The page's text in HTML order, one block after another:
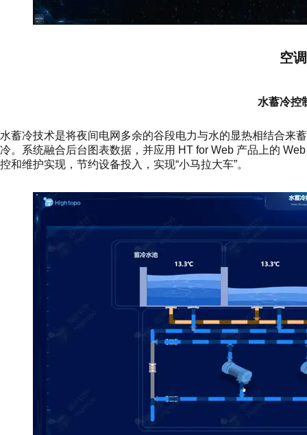
空
水蓄冷控
水蓄冷技术是将夜间电网多余的谷段电力与水的显热相结合来
冷。系统融合后台图表数据，并应用 HT for Web 产品上的
控和维护实现，节约设备投入，实现“小马拉大车”。